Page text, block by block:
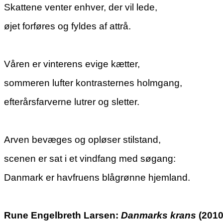
Skattene venter enhver, der vil lede,
øjet forføres og fyldes af attrå.
Våren er vinterens evige kætter,
sommeren lufter kontrasternes holmgang,
efterårsfarverne lutrer og sletter.
Arven bevæges og opløser stilstand,
scenen er sat i et vindfang med søgang:
Danmark er havfruens blågrønne hjemland.
Rune Engelbreth Larsen: Danmarks krans